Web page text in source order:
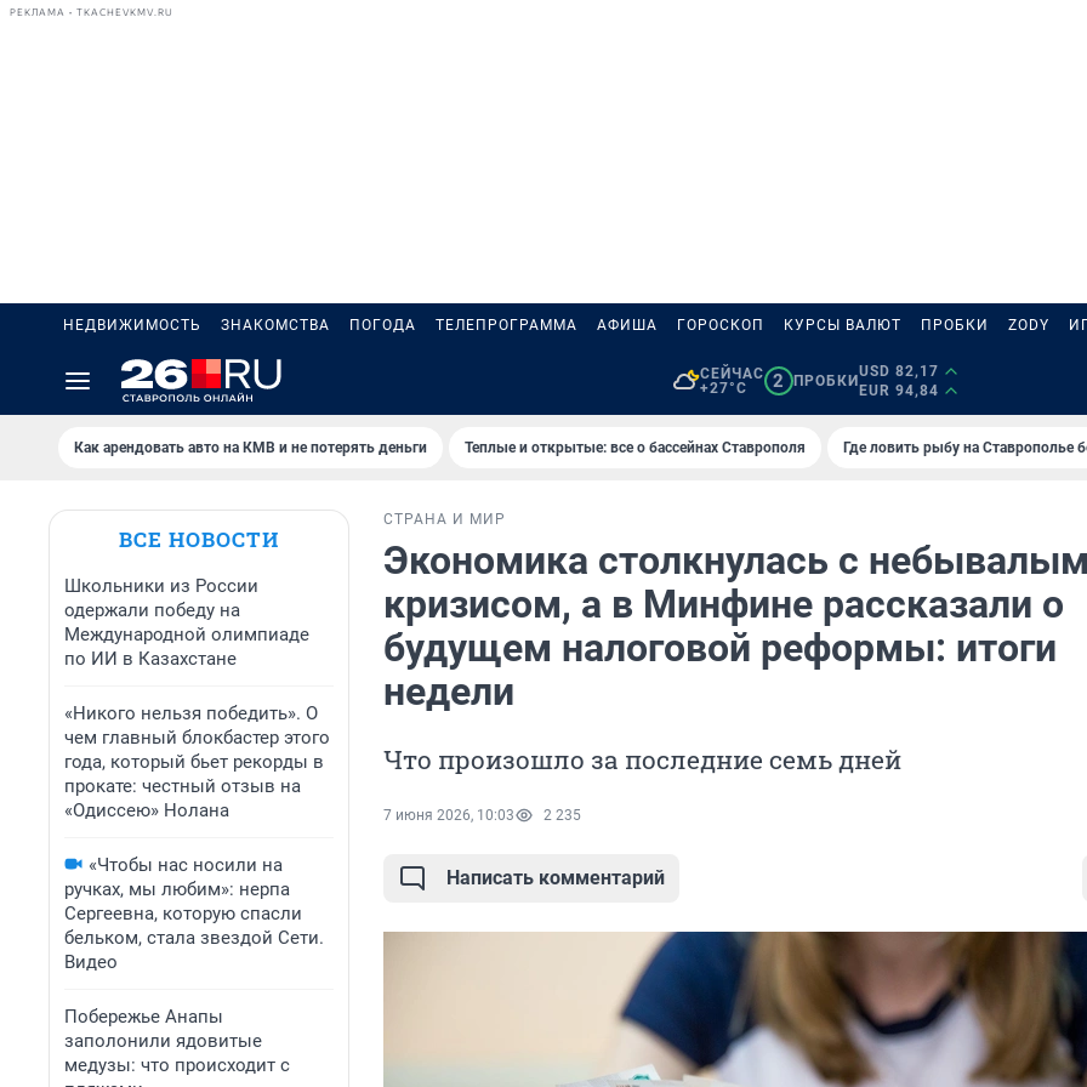
РЕКЛАМА • TKACHEVKMV.RU
НЕДВИЖИМОСТЬ ЗНАКОМСТВА ПОГОДА ТЕЛЕПРОГРАММА АФИША ГОРОСКОП КУРСЫ ВАЛЮТ ПРОБКИ ZODY
СЕЙЧАС
+27°C
2 ПРОБКИ
USD 82,17
EUR 94,84
Как арендовать авто на КМВ и не потерять деньги Теплые и открытые: все о бассейнах Ставрополя Где ловить рыбу на Ставрополье
ВСЕ НОВОСТИ
Школьники из России
одержали победу на
Международной олимпиаде
по ИИ в Казахстане
«Никого нельзя победить». О
чем главный блокбастер этого
года, который бьет рекорды в
прокате: честный отзыв на
«Одиссею» Нолана
«Чтобы нас носили на
ручках, мы любим»: нерпа
Сергеевна, которую спасли
бельком, стала звездой Сети.
Видео
Побережье Анапы
заполонили ядовитые
медузы: что происходит с
СТРАНА И МИР
Экономика столкнулась с
кризисом, а в Минфине рассказали о
будущем налоговой реформы: итоги
недели
Что произошло за последние семь дней
7 июня 2026, 10:03 2 235
Написать комментарий